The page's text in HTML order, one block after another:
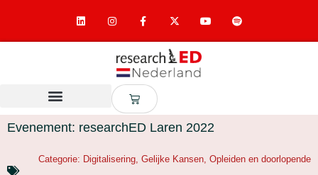
Evenement: researchED Laren 2022
Categorie: Digitalisering Gelijke Kansen Opleiden en doorlopende